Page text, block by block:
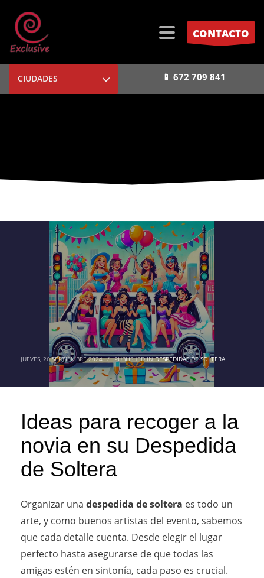
CONTACTO
CIUDADES 📱 672 709 841
JUEVES, 26 SEPTIEMBRE 2024 / PUBLISHED INDESPEDIDAS DE SOLTERA
Ideas para recoger a la
novia en su Despedida
de Soltera
Organizar una despedida de soltera es todo un
arte, y como buenos artistas del evento, sabemos
que cada detalle cuenta. Desde elegir el lugar
perfecto hasta asegurarse de que todas las
amigas estén en sintonía, cada paso es crucial.